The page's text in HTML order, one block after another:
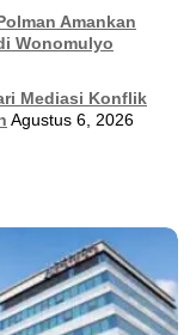
Amankan
Wonomulyo
Mediasi Konflik
Agustus 6, 2026